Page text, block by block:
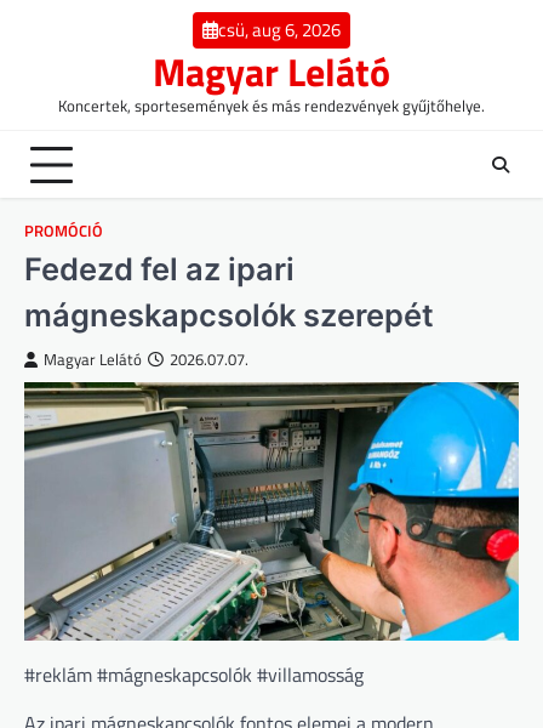
csü, aug 6, 2026
Magyar Lelátó
Koncertek, sportesemények és más rendezvények gyűjtőhelye.
PROMÓCIÓ
Fedezd fel az ipari
mágneskapcsolók szerepét
Magyar Lelátó 2026.07.07.
#reklám #mágneskapcsolók #villamosság